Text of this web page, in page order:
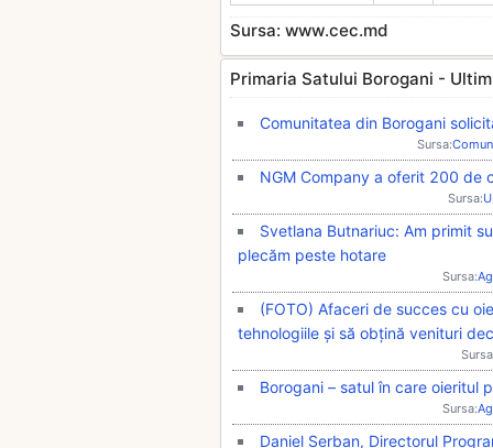
Sursa: www.cec.md
Primaria Satului Borogani -
Comunitatea din Borogani
Sursa:
NGM Company a oferit 200 de
Sursa:
Svetlana Butnariuc: Am primit
plecăm peste hotare
Sursa:
(FOTO) Afaceri de succes cu
tehnologiile și să obțină venituri
Borogani – satul în care oieritul
Sursa:
Daniel Șerban, Directorul